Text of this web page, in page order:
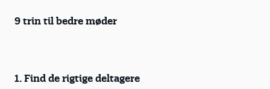
9 trin til bedre møder
1. Find de rigtige deltagere